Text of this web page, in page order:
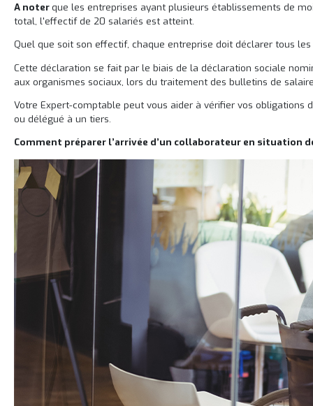
A noterque les entreprises ayant plusieurs établissements de
total, l'effectif de 20 salariés est atteint.
Quel que soit son effectif, chaque entreprise doit déclarer tous
Cette déclaration se fait par le biais de la déclaration sociale
aux organismes sociaux, lors du traitement des bulletins de
Votre Expert-comptable peut vous aider à vérifier vos
ou délégué à un tiers.
Comment préparer l’arrivée d’un collaborateur en situation